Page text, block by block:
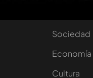
Sociedad
Economía
Cultura